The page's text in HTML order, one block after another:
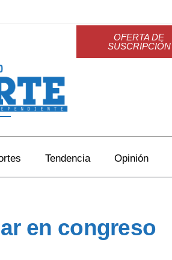
OFERTA DE
SUSCRIPCIÓN
Tendencia Opinión
en congreso